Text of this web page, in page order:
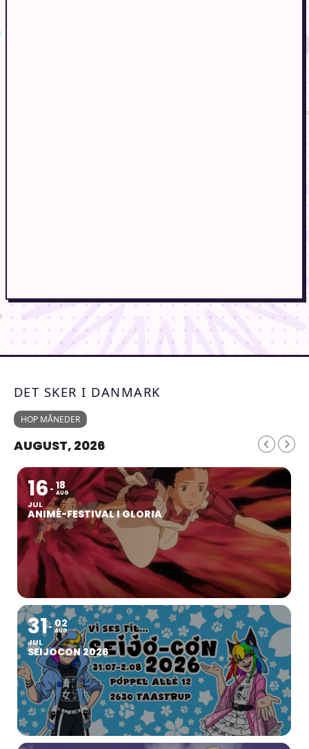
DET SKER I DANMARK
HOP MÅNEDER
AUGUST, 2026
16
JUL
18
AUG
ANIMÉ-FESTIVAL I GLORIA
31
JUL
02
AUG
SEIJOCON 2026